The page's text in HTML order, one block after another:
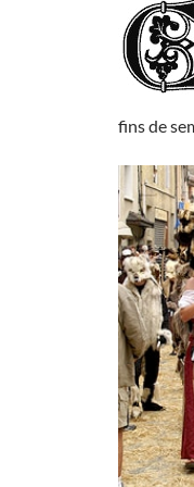
fins de